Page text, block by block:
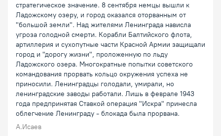
стратегическое значение. 8 сентября немцы вышли к
Ладожскому озеру, и город оказался оторванным от
"большой земли". Над жителями Ленинграда нависла
угроза голодной смерти. Корабли Балтийского флота,
артиллерия и сухопутные части Красной Армии защищали
город и "дорогу жизни", проложенную по льду
Ладожского озера. Многократные попытки советского
командования прорвать кольцо окружения успеха не
приносили. Ленинградцы голодали, умирали, но
ленинградские заводы работали. Лишь в феврале 1943
года предпринятая Ставкой операция "Искра" принесла
облегчение Ленинграду - блокада была прорвана.
А.Исаев